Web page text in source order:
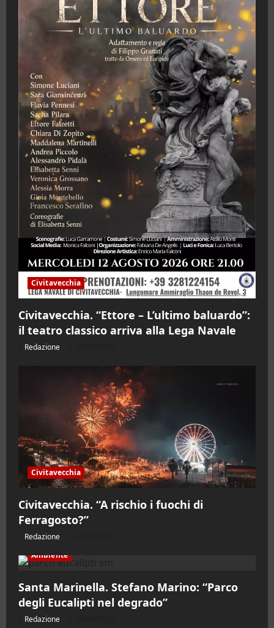
Civitavecchia
Civitavecchia. “Ettore – L’ultimo baluardo”:
il teatro classico arriva alla Lega Navale
Redazione
Civitavecchia
Civitavecchia. “A rischio i fuochi di
Ferragosto?”
Redazione
Ambiente
Santa Marinella. Stefano Marino: “Parco
degli Eucalipti nel degrado”
Redazione